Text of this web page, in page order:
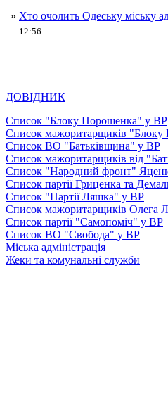
» Хто очолить Одеську міську
12:56
ДОВІДНИК
Список "Блоку Порошенка" у ВР
Список мажоритарщиків
Список ВО "Батьківщина" у ВР
Список мажоритарщиків від
Список "Народний фронт"
Список партії Гриценка та
Список "Партії Ляшка" у ВР
Список мажоритарщиків Олега
Список партії "Самопоміч" у ВР
Список ВО "Свобода" у ВР
Міська адміністрація
Жеки та комунальні служби